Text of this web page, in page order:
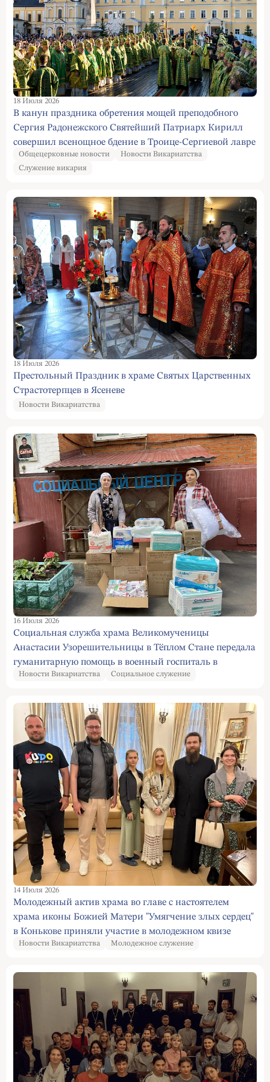
18 Июля 2026
В канун праздника обретения мощей преподобного
Сергия Радонежского Святейший Патриарх Кирилл
совершил всенощное бдение в Троице-Сергиевой лавре
Общецерковные новости
Новости Викариатства
Служение викария
18 Июля 2026
Престольный Праздник в храме Святых Царственных
Страстотерпцев в Ясеневе
Новости Викариатства
16 Июля 2026
Социальная служба храма Великомученицы
Анастасии Узорешительницы в Тёплом Стане передала
гуманитарную помощь в военный госпиталь в
Харьковской области, а также для мирных жителей
Новости Викариатства Социальное служение
14 Июля 2026
Молодежный актив храма во главе с настоятелем
храма иконы Божией Матери "Умягчение злых сердец"
в Конькове приняли участие в молодежном квизе
"Честное слово, батюшка"
Новости Викариатства Молодежное служение